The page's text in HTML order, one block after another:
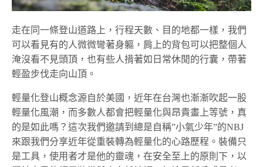
走在同一條登山道路上，行程天數、目的地都一樣，我們
可以看見有的人微微彎著身軀，肩上的背包可以把整個人
淹沒看不見頭頂，也有些人揹著如日常休閒的行囊，帶著
輕盈步伐走向山頂。
輕量化登山概念源自於美國，近年在台灣也漸漸吹起一股
輕量化風潮，而多數人都會把輕量化與昂貴畫上等號，真
的是如此嗎？這次我們邀請到總是自稱”小氣少年”的NBJ
來跟我們分享近年從重裝轉為輕量化的心路歷程。裝備只
是工具，使用者才是他的靈魂，在安全至上的原則下，以